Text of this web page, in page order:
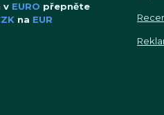
v EURO přepněte
na EUR